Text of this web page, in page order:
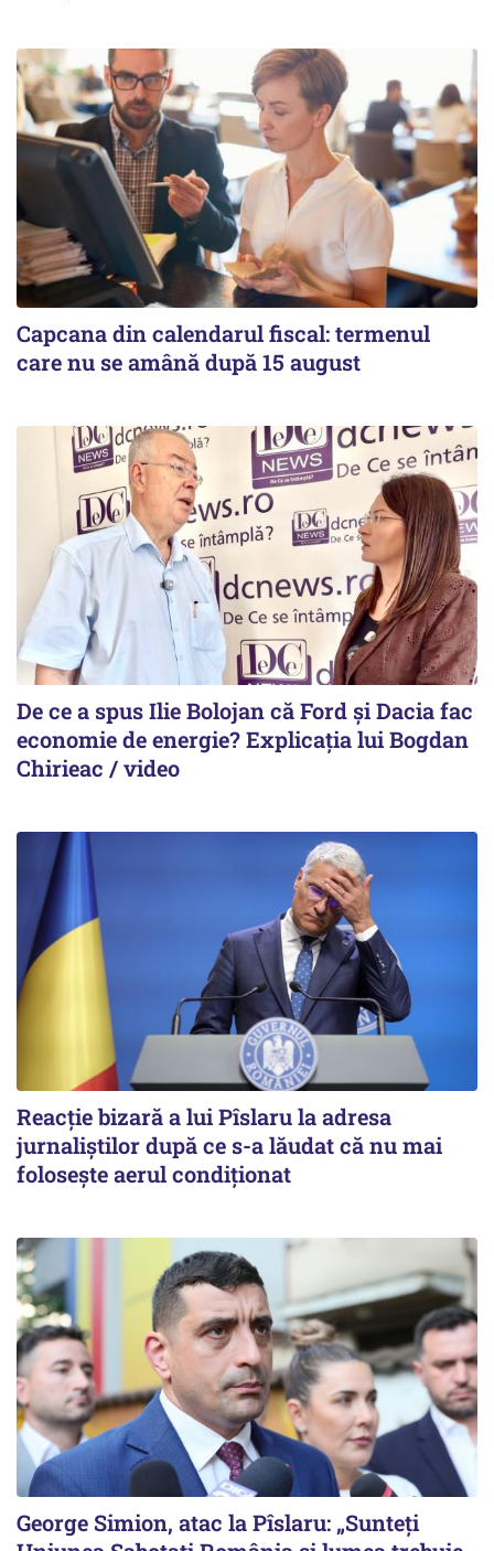
Capcana din calendarul fiscal: termenul
care nu se amână după 15 august
De ce a spus Ilie Bolojan că Ford și Dacia fac
economie de energie? Explicația lui Bogdan
Chirieac / video
Reacție bizară a lui Pîslaru la adresa
jurnaliștilor după ce s-a lăudat că nu mai
folosește aerul condiționat
George Simion, atac la Pîslaru: „Sunteți